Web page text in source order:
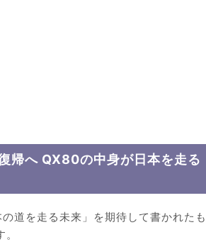
帰へ QX80の中身が日本を走る
道を走る未来」を期待して書かれたも